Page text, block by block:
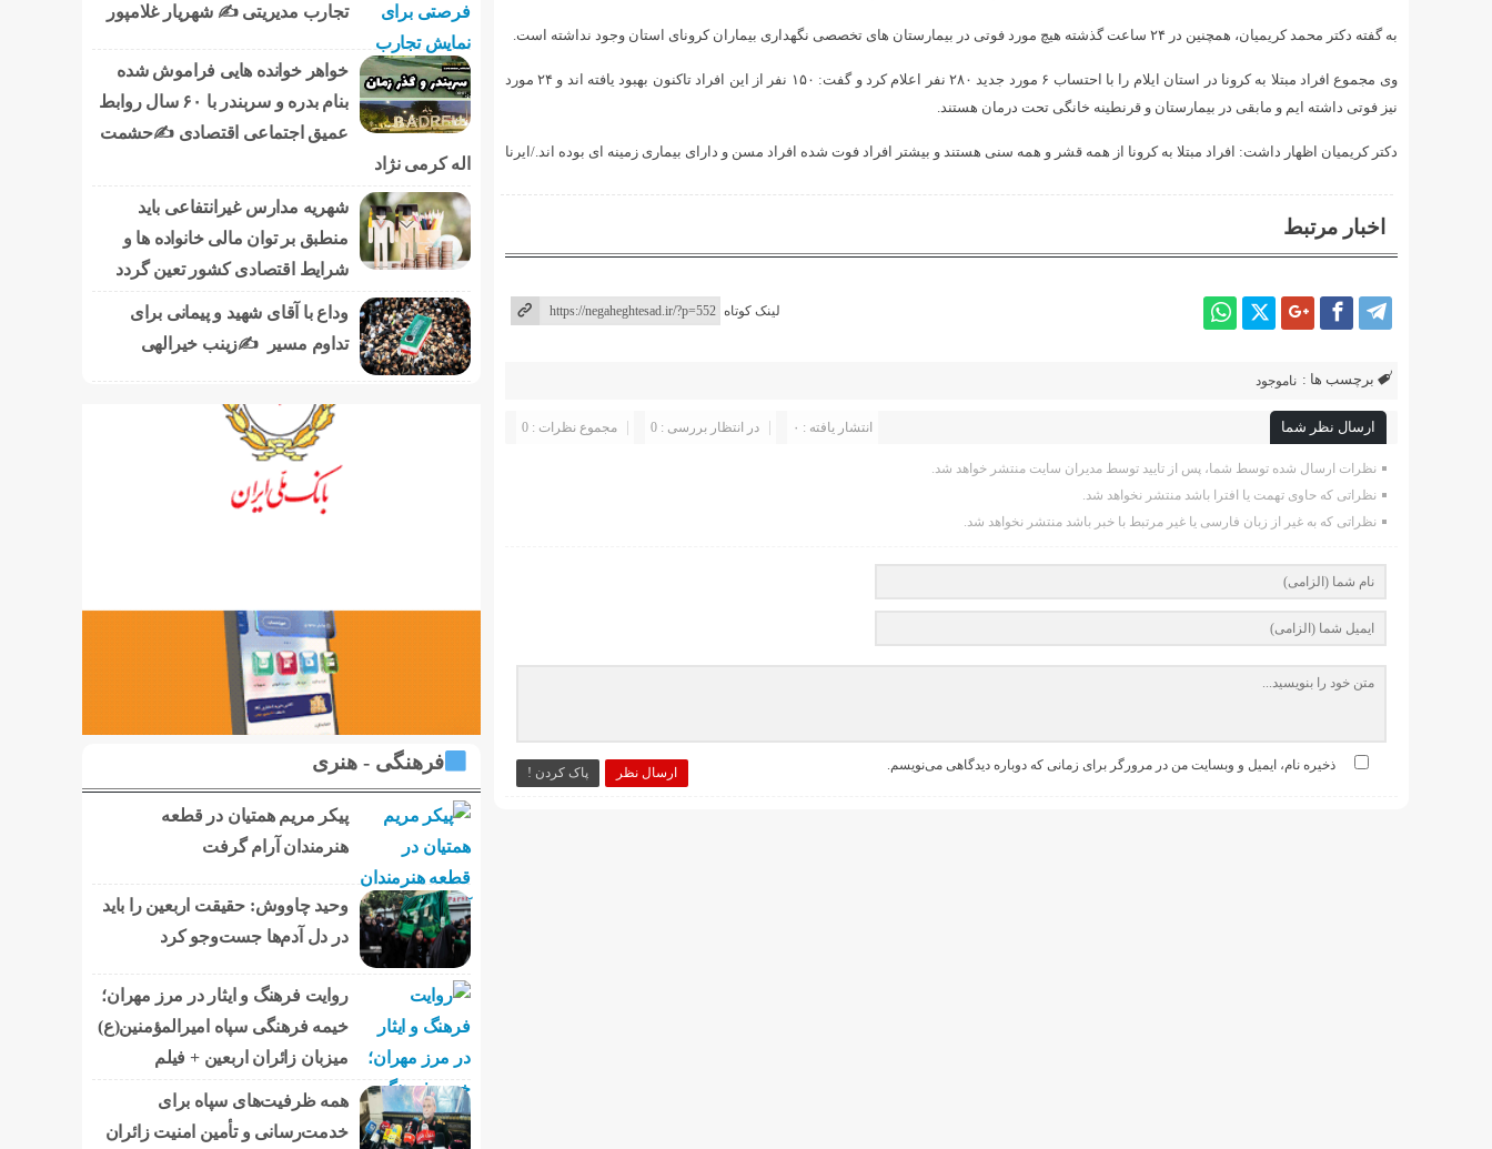
به گفته دکتر محمد کریمیان، همچنین در ۲۴ ساعت گذشته هیچ مورد فوتی در بیمارستان های تخصصی نگهداری بیماران کرونای استان وجود نداشته است.
وی مجموع افراد مبتلا به کرونا در استان ایلام را با احتساب ۶ مورد جدید ۲۸۰ نفر اعلام کرد و گفت: ۱۵۰ نفر از این افراد تاکنون بهبود یافته اند و ۲۴ مورد
نیز فوتی داشته ایم و مابقی در بیمارستان و قرنطینه خانگی تحت درمان هستند.
دکتر کریمیان اظهار داشت: افراد مبتلا به کرونا از همه قشر و همه سنی هستند و بیشتر افراد فوت شده افراد مسن و دارای بیماری زمینه ای بوده اند./ایرنا
اخبار مرتبط
لینک کوتاه
برچسب ها : ناموجود
ارسال نظر شما مجموع نظرات : 0 در انتظار بررسی : 0 انتشار یافته : ۰
نظرات ارسال شده توسط شما، پس از تایید توسط مدیران سایت منتشر خواهد شد.
نظراتی که حاوی تهمت یا افترا باشد منتشر نخواهد شد.
نظراتی که به غیر از زبان فارسی یا غیر مرتبط با خبر باشد منتشر نخواهد شد.
ارسال نظر پاک کردن ! ذخیره نام، ایمیل و وبسایت من در مرورگر برای زمانی که دوباره دیدگاهی می‌نویسم.
تجارب مدیریتی ✍ شهریار غلامپور
خواهر خوانده هایی فراموش شده
بنام بدره و سربندر با ۶۰ سال روابط
عمیق اجتماعی اقتصادی ✍حشمت
اله کرمی نژاد
شهریه مدارس غیرانتفاعی باید
منطبق بر توان مالی خانواده ها و
شرایط اقتصادی کشور تعین گردد
وداع با آقای شهید و پیمانی برای
تداوم مسیر ✍زینب خیرالهی
فرهنگی - هنری
پیکر مریم همتیان در قطعه
هنرمندان آرام گرفت
وحید چاووش: حقیقت اربعین را باید
در دل آدم‌ها جست‌وجو کرد
روایت فرهنگ و ایثار در مرز مهران؛
خیمه فرهنگی سپاه امیرالمؤمنین(ع)
میزبان زائران اربعین + فیلم
همه ظرفیت‌های سپاه برای
خدمت‌رسانی و تأمین امنیت زائران